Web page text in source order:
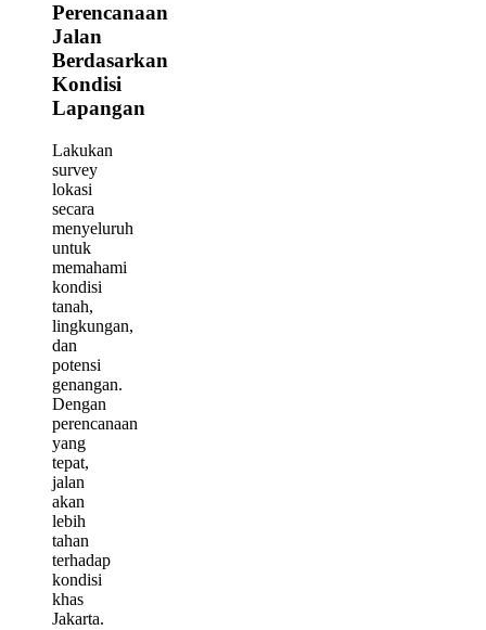
Perencanaan
Jalan
Berdasarkan
Kondisi
Lapangan
Lakukan
survey
lokasi
secara
menyeluruh
untuk
memahami
kondisi
tanah,
lingkungan,
dan
potensi
genangan.
Dengan
perencanaan
yang
tepat,
jalan
akan
lebih
tahan
terhadap
kondisi
khas
Jakarta.